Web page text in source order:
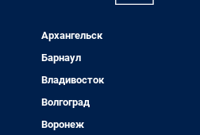
Архангельск
Барнаул
Владивосток
Волгоград
Воронеж